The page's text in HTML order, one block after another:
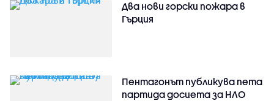
Два нови горски пожара в
Гърция
Пентагонът публикува пета
партида досиета за НЛО